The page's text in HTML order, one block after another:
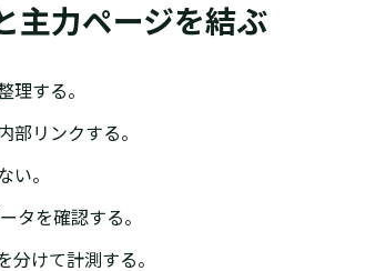
主力ページを結ぶ
理する。
部リンクする。
い。
タを確認する。
けて計測する。